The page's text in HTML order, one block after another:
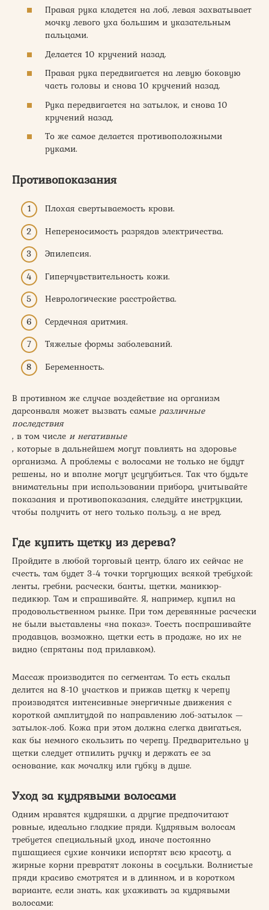
Правая рука кладется на лоб, левая захватывает
мочку левого уха большим и указательным
пальцами.
Делается 10 кручений назад.
Правая рука передвигается на левую боковую
часть головы и снова 10 кручений назад.
Рука передвигается на затылок, и снова 10
кручений назад.
То же самое делается противоположными
руками.
Противопоказания
Плохая свертываемость крови.
Непереносимость разрядов электричества.
Эпилепсия.
Гиперчувствительность кожи.
Неврологические расстройства.
Сердечная аритмия.
Тяжелые формы заболеваний.
Беременность.
В противном же случае воздействие на организм
дарсонваля может вызвать самые различные
последствия
, в том числе и негативные
, которые в дальнейшем могут повлиять на здоровье
организма. А проблемы с волосами не только не будут
решены, но и вполне могут усугубиться. Так что будьте
внимательны при использовании прибора, учитывайте
показания и противопоказания, следуйте инструкции,
чтобы получить от него только пользу, а не вред.
Где купить щетку из дерева?
Пройдите в любой торговый центр, благо их сейчас не
счесть, там будет 3-4 точки торгующих всякой требухой:
ленты, гребни, расчески, банты, щетки, маникюр-
педикюр. Там и спрашивайте. Я, например, купил на
продовольственном рынке. При том деревянные расчески
не были выставлены «на показ». Тоесть поспрашивайте
продавцов, возможно, щетки есть в продаже, но их не
видно (спрятаны под прилавком).
Массаж производится по сегментам. То есть скальп
делится на 8-10 участков и прижав щетку к черепу
производятся интенсивные энергичные движения с
короткой амплитудой по направлению лоб-затылок —
затылок-лоб. Кожа при этом должна слегка двигаться,
как бы немного скользить по черепу. Предварительно у
щетки следует отпилить ручку и держать ее за
основание, как мочалку или губку в душе.
Уход за кудрявыми волосами
Одним нравятся кудряшки, а другие предпочитают
ровные, идеально гладкие пряди. Кудрявым волосам
требуется специальный уход, иначе постоянно
пушащиеся сухие кончики испортят всю красоту, а
жирные корни превратят локоны в сосульки. Волнистые
пряди красиво смотрятся и в длинном, и в коротком
варианте, если знать, как ухаживать за кудрявыми
волосами: